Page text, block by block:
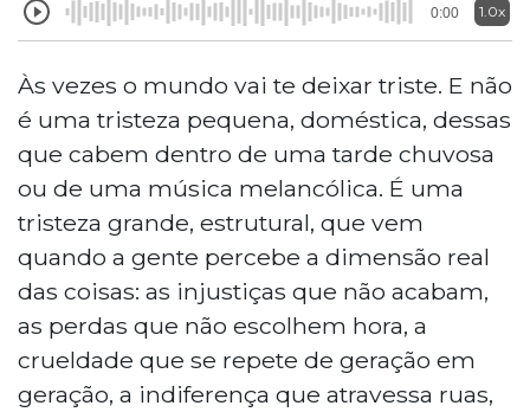
0:00 1.0x
Às vezes o mundo vai te deixar triste. E não
é uma tristeza pequena, doméstica, dessas
que cabem dentro de uma tarde chuvosa
ou de uma música melancólica. É uma
tristeza grande, estrutural, que vem
quando a gente percebe a dimensão real
das coisas: as injustiças que não acabam,
as perdas que não escolhem hora, a
crueldade que se repete de geração em
geração, a indiferença que atravessa ruas,